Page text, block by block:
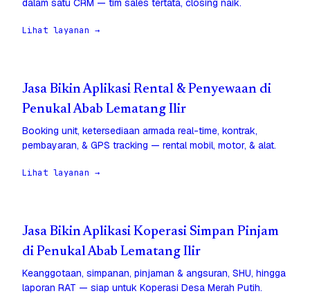
dalam satu CRM — tim sales tertata, closing naik.
Lihat layanan →
Jasa Bikin Aplikasi Rental & Penyewaan di
Penukal Abab Lematang Ilir
Booking unit, ketersediaan armada real-time, kontrak,
pembayaran, & GPS tracking — rental mobil, motor, & alat.
Lihat layanan →
Jasa Bikin Aplikasi Koperasi Simpan Pinjam
di Penukal Abab Lematang Ilir
Keanggotaan, simpanan, pinjaman & angsuran, SHU, hingga
laporan RAT — siap untuk Koperasi Desa Merah Putih.